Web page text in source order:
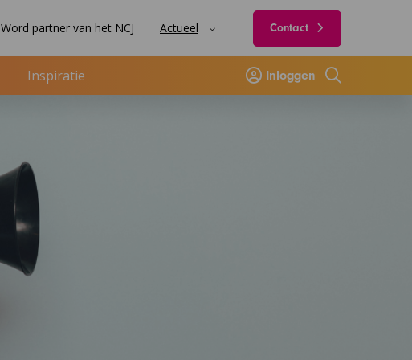
Word partner van het NCJ Actueel Contact
Inspiratie Inloggen
Zoeken